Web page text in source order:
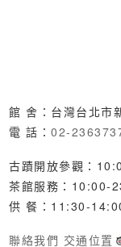
館 舍：台灣台北市
電 話： 02-
古蹟開放參觀：
茶館服務：10:00-
供 餐：11:30-
聯絡我們 交通位置